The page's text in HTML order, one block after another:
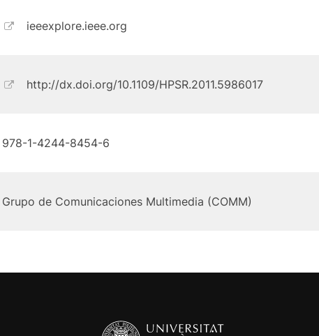
ieeexplore.ieee.org
http://dx.doi.org/10.1109/HPSR.2011.5986017
978-1-4244-8454-6
Grupo de Comunicaciones Multimedia (COMM)